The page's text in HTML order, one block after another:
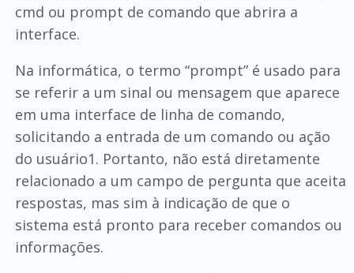
cmd ou prompt de comando que abrira a
interface.
Na informática, o termo “prompt” é usado para
se referir a um sinal ou mensagem que aparece
em uma interface de linha de comando,
solicitando a entrada de um comando ou ação
do usuário1. Portanto, não está diretamente
relacionado a um campo de pergunta que aceita
respostas, mas sim à indicação de que o
sistema está pronto para receber comandos ou
informações.